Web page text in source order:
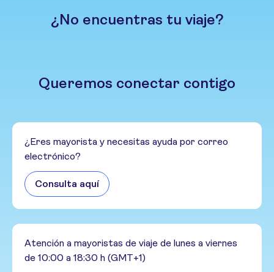
¿No encuentras tu viaje?
Queremos conectar contigo
¿Eres mayorista y necesitas ayuda por correo
electrónico?
Consulta aquí
Atención a mayoristas de viaje de lunes a viernes
de 10:00 a 18:30 h (GMT+1)